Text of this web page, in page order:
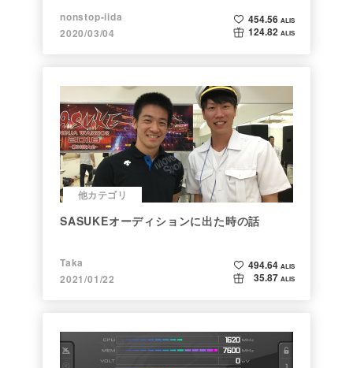
nonstop-iida
2020/03/04
454.56 ALIS
124.82 ALIS
他カテゴリ
SASUKEオーディションに出た時の話
Taka
2021/01/22
494.64 ALIS
35.87 ALIS